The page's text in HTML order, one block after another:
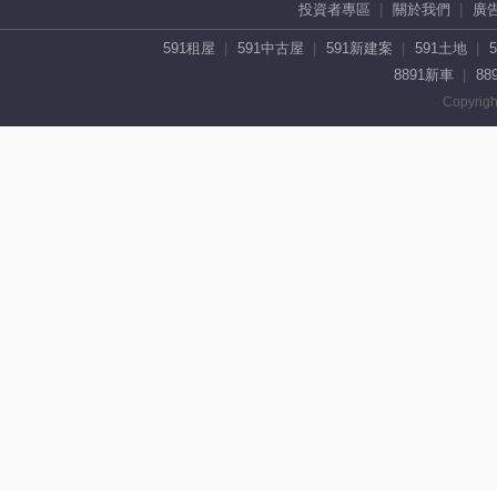
投資者專區 關於我們 廣
591租屋 591中古屋 591新建案 591土地
8891新車